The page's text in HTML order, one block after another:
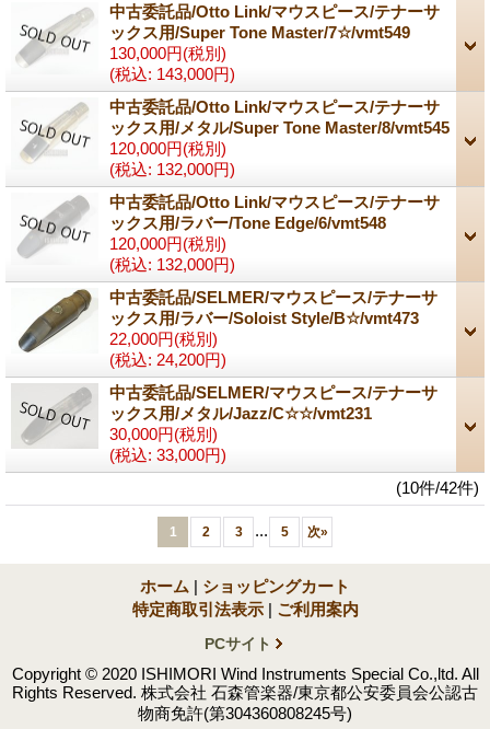
中古委託品/Otto Link/マウスピース/テナーサ
ックス用/Super Tone Master/7☆/vmt549
130,000円(税別)
(税込: 143,000円)
中古委託品/Otto Link/マウスピース/テナーサ
ックス用/メタル/Super Tone Master/8/vmt545
120,000円(税別)
(税込: 132,000円)
中古委託品/Otto Link/マウスピース/テナーサ
ックス用/ラバー/Tone Edge/6/vmt548
120,000円(税別)
(税込: 132,000円)
中古委託品/SELMER/マウスピース/テナーサ
ックス用/ラバー/Soloist Style/B☆/vmt473
22,000円(税別)
(税込: 24,200円)
中古委託品/SELMER/マウスピース/テナーサ
ックス用/メタル/Jazz/C☆☆/vmt231
30,000円(税別)
(税込: 33,000円)
(10件/42件)
1 2 3 ... 5 次»
ホーム | ショッピングカート
特定商取引法表示 | ご利用案内
PCサイト
Copyright © 2020 ISHIMORI Wind Instruments Special Co.,ltd. All
Rights Reserved. 株式会社 石森管楽器/東京都公安委員会公認古
物商免許(第304360808245号)